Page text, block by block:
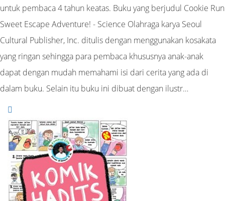
untuk pembaca 4 tahun keatas. Buku yang berjudul Cookie Run
Sweet Escape Adventure! - Science Olahraga karya Seoul
Cultural Publisher, Inc. ditulis dengan menggunakan kosakata
yang ringan sehingga para pembaca khususnya anak-anak
dapat dengan mudah memahami isi dari cerita yang ada di
dalam buku. Selain itu buku ini dibuat dengan ilustr…